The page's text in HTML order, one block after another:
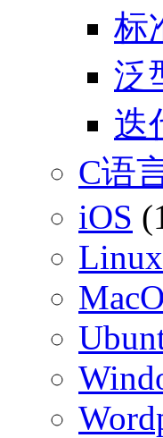
标
泛
迭
C语
iOS
Linux